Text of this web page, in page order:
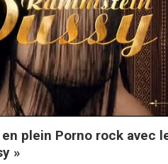
en plein Porno rock avec
»